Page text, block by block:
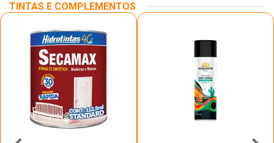
TINTAS E COMPLEMENTOS